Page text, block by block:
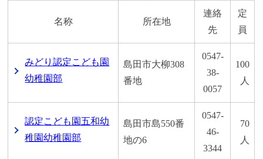
名称 所在地
連絡
先
定
員
みどり認定こども園
幼稚園部
島田市大柳308
番地
0547-
38-
0057
100
人
認定こども園五和幼
稚園幼稚園部
島田市島550番
地の6
0547-
46-
3344
70
人